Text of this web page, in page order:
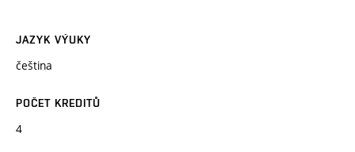
JAZYK VÝUKY
čeština
POČET KREDITŮ
4